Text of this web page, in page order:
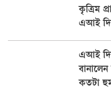
কৃত্রিম
এআই
এআই
বানালেন
কতটা